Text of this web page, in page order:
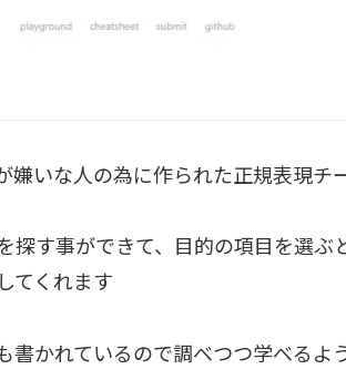
嫌いな人の為に作られた正規表現チ
探す事ができて、目的の項目を選ぶ
てくれます
書かれているので調べつつ学べるよ